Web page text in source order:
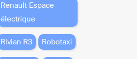
Renault Espace
électrique
Rivian R3 Robotaxi